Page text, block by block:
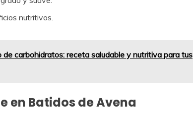
nutritivos.
de carbohidratos: receta saludable y nutritiva para tus
en Batidos de Avena